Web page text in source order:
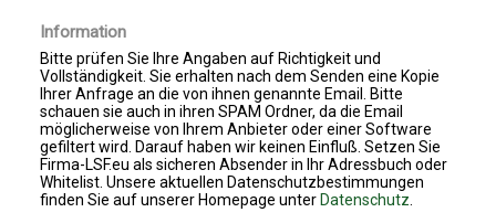
Information
Bitte prüfen Sie Ihre Angaben auf Richtigkeit und
Vollständigkeit. Sie erhalten nach dem Senden eine Kopie
Ihrer Anfrage an die von ihnen genannte Email. Bitte
schauen sie auch in ihren SPAM Ordner, da die Email
möglicherweise von Ihrem Anbieter oder einer Software
gefiltert wird. Darauf haben wir keinen Einfluß. Setzen Sie
Firma-LSF.eu als sicheren Absender in Ihr Adressbuch oder
Whitelist. Unsere aktuellen Datenschutzbestimmungen
finden Sie auf unserer Homepage unterDatenschutz